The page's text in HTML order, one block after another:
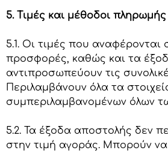
5. Τιμές και μέθοδοι πληρωμής
5.1. Οι τιμές που αναφέρονται
προσφορές, καθώς και τα
αντιπροσωπεύουν τις
Περιλαμβάνουν όλα τα
συμπεριλαμβανομένων όλων
5.2. Τα έξοδα αποστολής δεν
στην τιμή αγοράς. Μπορούν